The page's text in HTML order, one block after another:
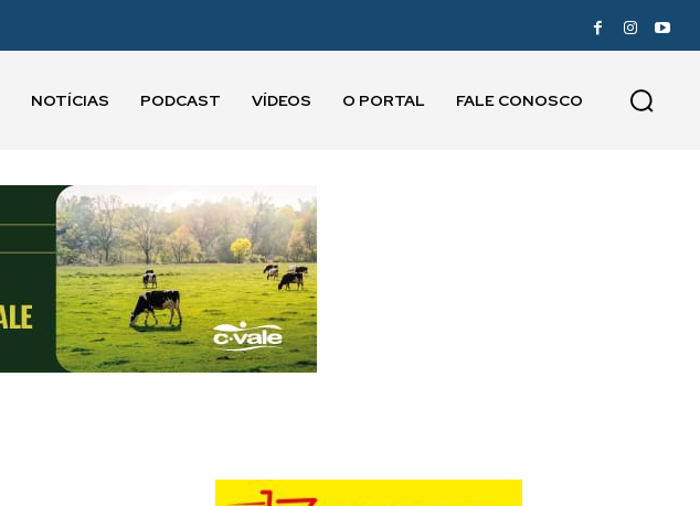
NOTÍCIAS PODCAST VÍDEOS O PORTAL FALE CONOSCO